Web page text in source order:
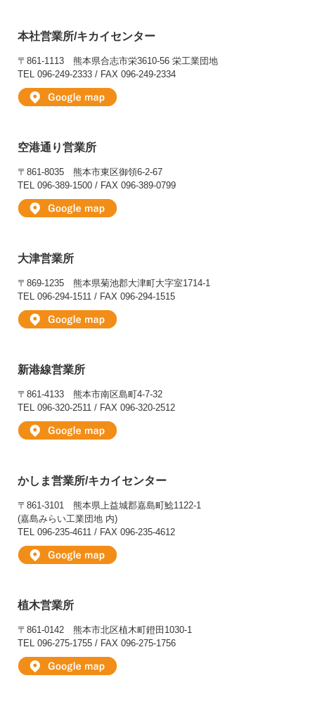
本社営業所/キカイセンター
〒861-1113 熊本県合志市栄3610-56 栄工業団地
TEL 096-249-2333 / FAX 096-249-2334
空港通り営業所
〒861-8035 熊本市東区御領6-2-67
TEL 096-389-1500 / FAX 096-389-0799
大津営業所
〒869-1235 熊本県菊池郡大津町大字室1714-1
TEL 096-294-1511 / FAX 096-294-1515
新港線営業所
〒861-4133 熊本市南区島町4-7-32
TEL 096-320-2511 / FAX 096-320-2512
かしま営業所/キカイセンター
〒861-3101 熊本県上益城郡嘉島町鯰1122-1
(嘉島みらい工業団地 内)
TEL 096-235-4611 / FAX 096-235-4612
植木営業所
〒861-0142 熊本市北区植木町鐙田1030-1
TEL 096-275-1755 / FAX 096-275-1756